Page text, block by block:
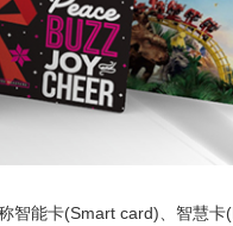
智能卡(Smart card)、智慧卡